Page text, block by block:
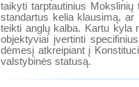
taikyti tarptautinius
standartus kelia klausimą,
teikti anglų kalba. Kartu kyla
objektyviai įvertinti
dėmesį atkreipiant į
valstybinės statusą.